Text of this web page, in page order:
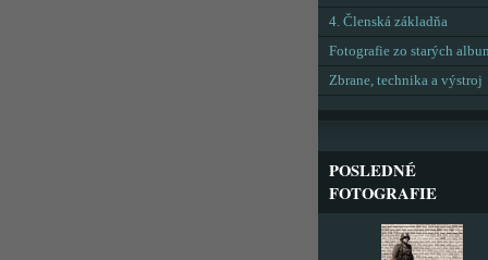
4. Členská základňa
Fotografie zo starých
Zbrane, technika a výstroj
POSLEDNÉ
FOTOGRAFIE